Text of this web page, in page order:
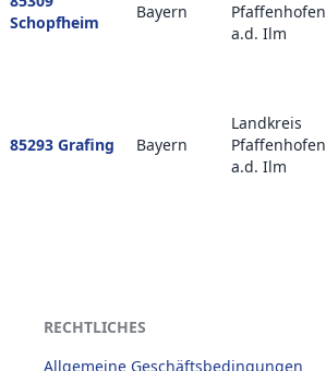
Schopfheim
Bayern
Pfaffenhofen
a.d. Ilm
85293 Grafing Bayern
Landkreis
Pfaffenhofen
a.d. Ilm
RECHTLICHES
Allgemeine Geschäftsbedingungen